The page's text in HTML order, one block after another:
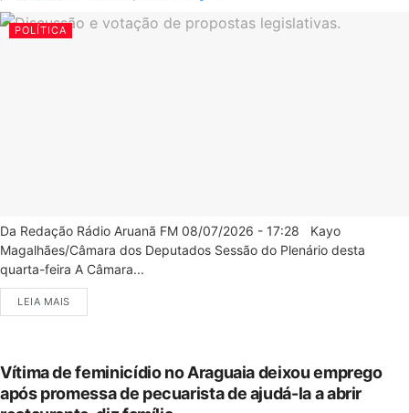
POLÍTICA
Da Redação Rádio Aruanã FM 08/07/2026 - 17:28 Kayo
Magalhães/Câmara dos Deputados Sessão do Plenário desta
quarta-feira A Câmara...
LEIA MAIS
Vítima de feminicídio no Araguaia deixou emprego
após promessa de pecuarista de ajudá-la a abrir